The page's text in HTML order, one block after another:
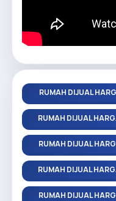
RUMAH DIJUAL
RUMAH DIJUAL
RUMAH DIJUAL
RUMAH DIJUAL
RUMAH DIJUAL